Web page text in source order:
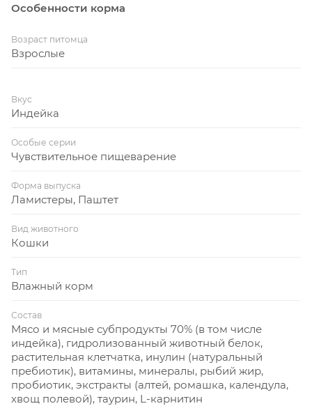
Особенности корма
Возраст питомца
Взрослые
Вкус
Индейка
Особые серии
Чувствительное пищеварение
Форма выпуска
Ламистеры, Паштет
Вид животного
Кошки
Тип
Влажный корм
Состав
Мясо и мясные субпродукты 70% (в том числе
индейка), гидролизованный животный белок,
растительная клетчатка, инулин (натуральный
пребиотик), витамины, минералы, рыбий жир,
пробиотик, экстракты (алтей, ромашка, календула,
хвощ полевой), таурин, L-карнитин